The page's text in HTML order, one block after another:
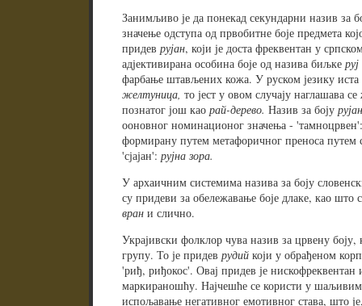
Занимљиво је да понекад секундарни назив за
значење одступа од првобитне боје предмета
придев рујан, који је доста фреквентан у
адјективирана особина боје од назива биљке руј
фарбање штављених кожа. У руском језику
желтуница, то јест у овом случају наглашава
познатог још као рай-дерево. Назив за боју рујан
ооновног номинационог значења -
формирану путем метафоричног преноса путем
'сјајан': рујна зора.
У архаичним системима назива за боју
су придеви за обележавање боје длаке, као што
врани слично.
Украјивски фолклор чува назив за црвену боју,
групу. То је придев рудий који у обрађеном
'риђ, риђокос'. Овај придев је нискофреквентан
маркираношћу. Најчешће се користи у шаљивим
испољавање негативног емотивног става, што